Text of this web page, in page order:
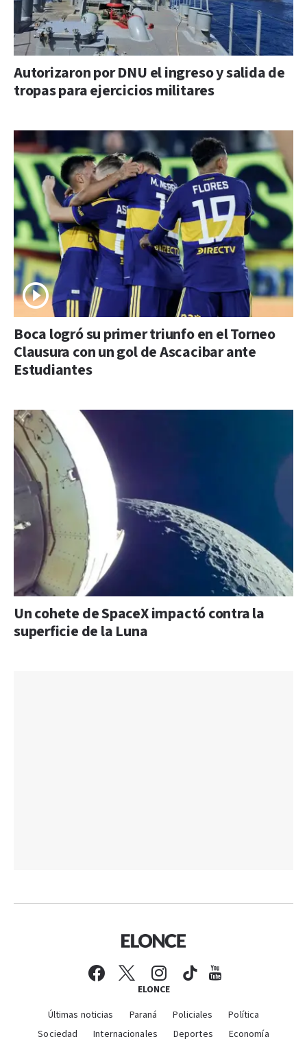
Autorizaron por DNU el ingreso y salida de
tropas para ejercicios militares
Boca logró su primer triunfo en el Torneo
Clausura con un gol de Ascacibar ante
Estudiantes
Un cohete de SpaceX impactó contra la
superficie de la Luna
ELONCE
Últimas noticias Paraná Policiales
Política
Sociedad
Internacionales Deportes Economía